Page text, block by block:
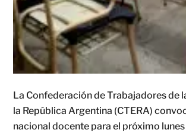
La Confederación de Trabajadores de
la República Argentina (CTERA)
nacional docente para el próximo